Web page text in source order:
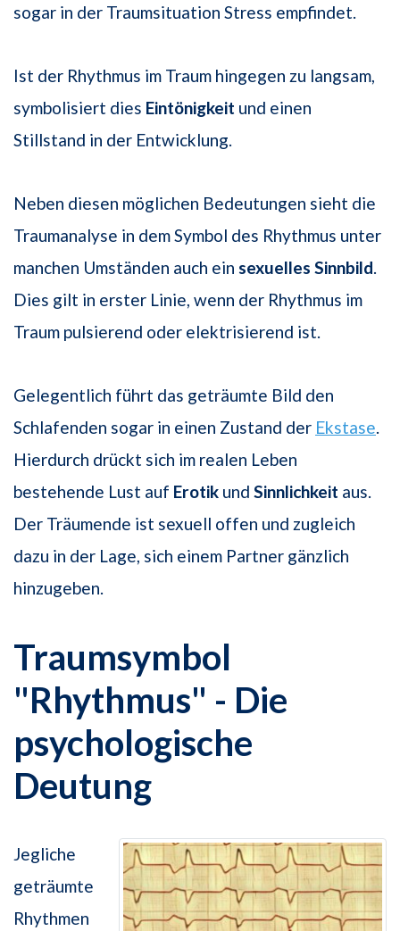
sogar in der Traumsituation Stress empfindet.
Ist der Rhythmus im Traum hingegen zu langsam,
symbolisiert dies Eintönigkeit und einen
Stillstand in der Entwicklung.
Neben diesen möglichen Bedeutungen sieht die
Traumanalyse in dem Symbol des Rhythmus unter
manchen Umständen auch ein sexuelles Sinnbild
Dies gilt in erster Linie, wenn der Rhythmus im
Traum pulsierend oder elektrisierend ist.
Gelegentlich führt das geträumte Bild den
Schlafenden sogar in einen Zustand der Ekstase
Hierdurch drückt sich im realen Leben
bestehende Lust auf Erotik und Sinnlichkeit aus.
Der Träumende ist sexuell offen und zugleich
dazu in der Lage, sich einem Partner gänzlich
hinzugeben.
Traumsymbol
"Rhythmus" - Die
psychologische
Deutung
Jegliche
geträumte
Rhythmen